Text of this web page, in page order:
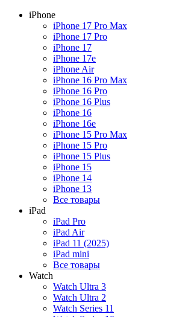
iPhone
iPhone 17 Pro Max
iPhone 17 Pro
iPhone 17
iPhone 17e
iPhone Air
iPhone 16 Pro Max
iPhone 16 Pro
iPhone 16 Plus
iPhone 16
iPhone 16e
iPhone 15 Pro Max
iPhone 15 Pro
iPhone 15 Plus
iPhone 15
iPhone 14
iPhone 13
Все товары
iPad
iPad Pro
iPad Air
iPad 11 (2025)
iPad mini
Все товары
Watch
Watch Ultra 3
Watch Ultra 2
Watch Series 11